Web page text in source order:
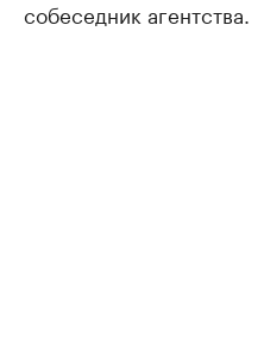
собеседник агентства.